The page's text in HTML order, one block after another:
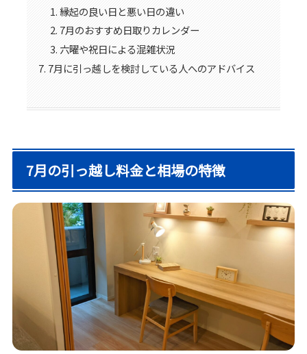
縁起の良い日と悪い日の違い
7月のおすすめ日取りカレンダー
六曜や祝日による混雑状況
7月に引っ越しを検討している人へのアドバイス
7月の引っ越し料金と相場の特徴